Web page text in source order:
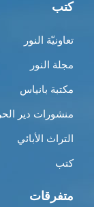
كتب
تعاونيّة النور
مجلة النور
مكتبة بانياس
منشورات دير
التراث الأبائي
كتب
متفرقات